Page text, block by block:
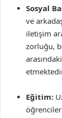
Sosyal
ve
iletişim
zorluğu,
Eğitim: